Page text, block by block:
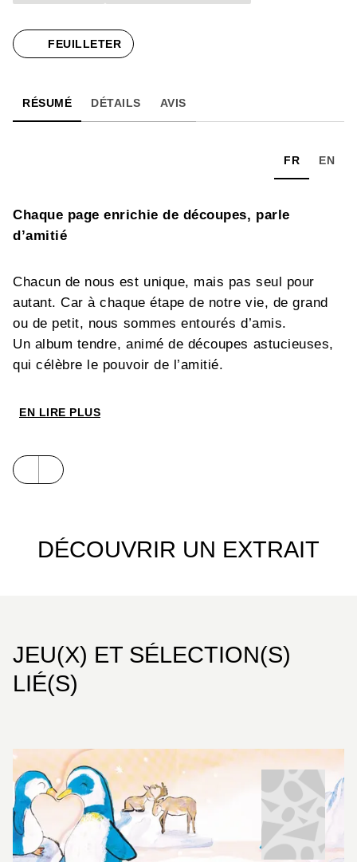
FEUILLETER
RÉSUMÉ DÉTAILS AVIS
FR EN
Chaque page enrichie de découpes, parle
d’amitié
Chacun de nous est unique, mais pas seul pour
autant. Car à chaque étape de notre vie, de grand
ou de petit, nous sommes entourés d’amis.
Un album tendre, animé de découpes astucieuses,
qui célèbre le pouvoir de l’amitié.
EN LIRE PLUS
DÉCOUVRIR UN EXTRAIT
JEU(X) ET SÉLECTION(S)
LIÉ(S)